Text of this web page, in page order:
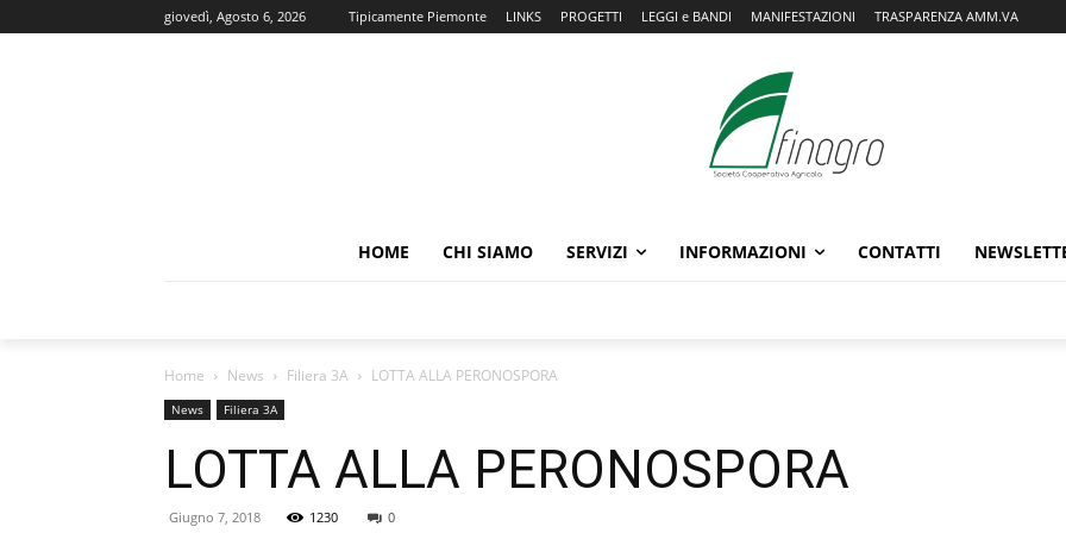
giovedì, Agosto 6, 2026 Tipicamente Piemonte LINKS PROGETTI LEGGI e BANDI MANIFESTAZIONI TRASPARENZA AMM.VA
HOME CHI SIAMO SERVIZI INFORMAZIONI CONTATTI
Home News Filiera 3A LOTTA ALLA PERONOSPORA
News Filiera 3A
LOTTA ALLA PERONOSPORA
Giugno 7, 2018 1230 0